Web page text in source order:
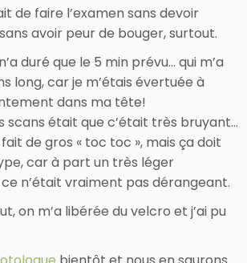
de faire l’examen sans devoir
avoir peur de bouger, surtout.
duré que le 5 min prévu… qui m’a
long, car je m’étais évertuée à
dans ma tête!
scans était que c’était très bruyant…
de gros « toc toc », mais ça doit
car à part un très léger
n’était vraiment pas dérangeant.
on m’a libérée du velcro et j’ai pu